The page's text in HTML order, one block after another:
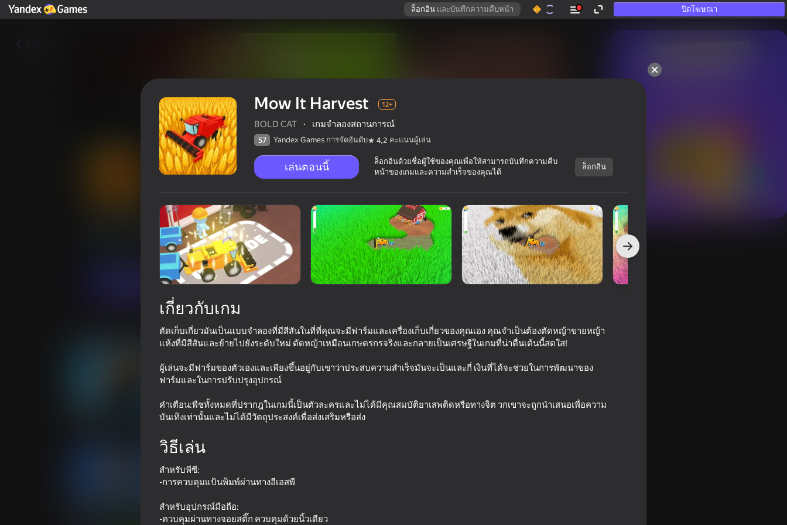
ล็อกอิน และบันทึกความคืบหน้า ปิดโฆษณา
Mow It Harvest
Yandex Games การจัดอันดับ 4,2 คะแนนผู้เล่น 12+
เกมจำลองสถานการณ์ BOLD CAT
76
Crafting fighting car out of
66
Destroy the car 3D
71
52
Artillery simulator 3D with Survival Race: Destroying
Mow It Harvest 12+
BOLD CAT · เกมจำลองสถานการณ์
57 Yandex Games การจัดอันดับ 4,2 คะแนนผู้เล่น
เล่นตอนนี้
ล็อกอินด้วยชื่อผู้ใช้ของคุณเพื่อให้สามารถบันทึกความคืบ
หน้าของเกมและความสำเร็จของคุณได้
ล็อกอิน
เกี่ยวกับเกม
ตัดเก็บเกี่ยวมันเป็นแบบจำลองที่มีสีสันในที่ที่คุณจะมีฟาร์มและเครื่องเก็บเกี่ยวของคุณเอง คุณจำเป็นต้องตัดหญ้าขายหญ้า
แห้งที่มีสีสันและย้ายไปยังระดับใหม่ ตัดหญ้าเหมือนเกษตรกรจริงและกลายเป็นเศรษฐีในเกมที่น่าตื่นเต้นนี้สดใส!
ผู้เล่นจะมีฟาร์มของตัวเองและเพียงขึ้นอยู่กับเขาว่าประสบความสำเร็จมันจะเป็นและกี่ เงินที่ได้จะช่วยในการพัฒนาของ
ฟาร์มและในการปรับปรุงอุปกรณ์
คำเตือน:พืชทั้งหมดที่ปรากฎในเกมนี้เป็นตัวละครและไม่ได้มีคุณสมบัติยาเสพติดหรือทางจิต วกเขาจะถูกนำเสนอเพื่อความ
บันเทิงเท่านั้นและไม่ได้มีวัตถุประสงค์เพื่อส่งเสริมหรือส่ง
วิธีเล่น
สำหรับพีซี:
-การควบคุมแป้นพิมพ์ผ่านทางอีเอสพี
สำหรับอุปกรณ์มือถือ:
-ควบคุมผ่านทางจอยสติ๊ก ควบคุมด้วยนิ้วเดียว